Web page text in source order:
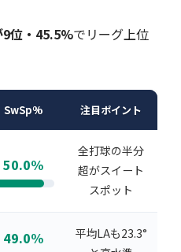
位・45.5%でリーグ上位
SwSp% 注目ポイント
50.0%
全打球の半分
超がスイート
スポット
49.0%
平均LAも23.3°